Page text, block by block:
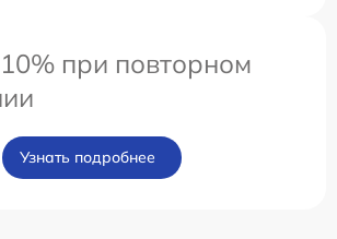
при повторном
Узнать подробнее